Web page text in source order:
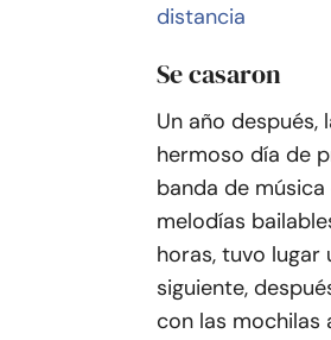
distancia
Se casaron
Un año
hermoso día de
banda de
melodías
horas, tuvo lugar
siguiente,
con las